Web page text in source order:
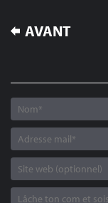
NAVIGATION
DE
AVANT